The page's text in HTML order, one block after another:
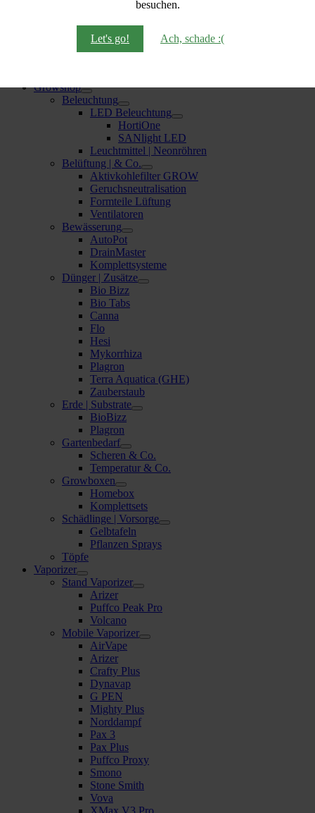
besuchen.
Let's go! Ach, schade :(
Digitalwaagen
Federwaagen
Extraktion | Verarbeitung
Extraktoren
Growshop
Beleuchtung
LED Beleuchtung
HortiOne
SANlight LED
Leuchtmittel | Neonröhren
Belüftung | & Co.
Aktivkohlefilter GROW
Geruchsneutralisation
Formteile Lüftung
Ventilatoren
Bewässerung
AutoPot
DrainMaster
Komplettsysteme
Dünger | Zusätze
Bio Bizz
Bio Tabs
Canna
Flo
Hesi
Mykorrhiza
Plagron
Terra Aquatica (GHE)
Zauberstaub
Erde | Substrate
BioBizz
Plagron
Gartenbedarf
Scheren & Co.
Temperatur & Co.
Growboxen
Homebox
Komplettsets
Schädlinge | Vorsorge
Gelbtafeln
Pflanzen Sprays
Töpfe
Vaporizer
Stand Vaporizer
Arizer
Puffco Peak Pro
Volcano
Mobile Vaporizer
AirVape
Arizer
Crafty Plus
Dynavap
G PEN
Mighty Plus
Norddampf
Pax 3
Pax Plus
Puffco Proxy
Smono
Stone Smith
Vova